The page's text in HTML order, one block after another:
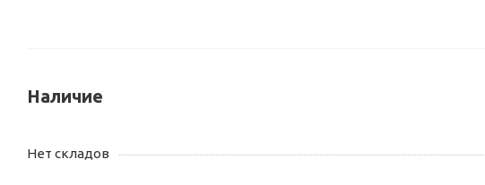
Наличие
Нет складов